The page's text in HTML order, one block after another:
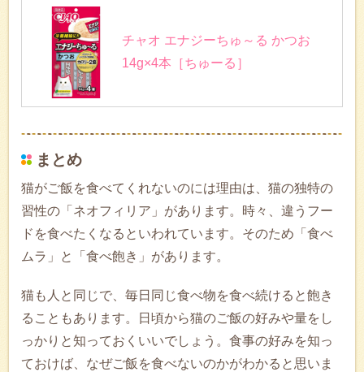
チャオ エナジーちゅ～る かつお
14g×4本［ちゅーる］
まとめ
猫がご飯を食べてくれないのには理由は、猫の独特の
習性の「ネオフィリア」があります。時々、違うフー
ドを食べたくなるといわれています。そのため「食べ
ムラ」と「食べ飽き」があります。
猫も人と同じで、毎日同じ食べ物を食べ続けると飽き
ることもあります。日頃から猫のご飯の好みや量をし
っかりと知っておくいいでしょう。食事の好みを知っ
ておけば、なぜご飯を食べないのかがわかると思いま